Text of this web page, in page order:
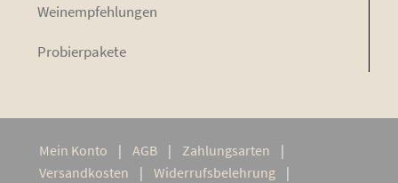
Wein­emp­feh­lun­gen
Pro­bier­pa­ke­te
Mein Kon­to AGB
Zah­lungs­ar­ten
Ver­sand­kos­ten
Wider­rufs­be­leh­rung